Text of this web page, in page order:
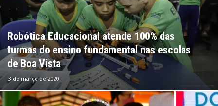
Robótica Educacional atende 100% das
turmas do ensino fundamental nas escolas
de Boa Vista
3 de março de 2020